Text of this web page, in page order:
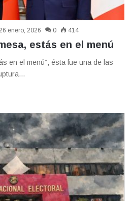
26 enero, 2026 0 414
estás en el menú
en el menú”, ésta fue una de las